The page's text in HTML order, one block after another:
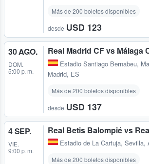
Más de 200 boletos disponibles
desde USD 123
30 AGO.
DOM.
5:00 p. m.
Real Madrid CF vs Málaga
Estadio Santiago Bernabeu,
Madrid, ES
Más de 200 boletos disponibles
desde USD 137
4 SEP.
VIE.
9:00 p. m.
Real Betis Balompié vs
Estadio de La Cartuja, Sevilla,
Más de 200 boletos disponibles